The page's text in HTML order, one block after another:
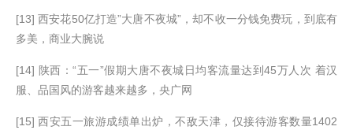
[13] 西安花50亿打造”大唐不夜城”，却不收一分钱免费玩，到底有
多美，商业大腕说
[14] 陕西：“五一”假期大唐不夜城日均客流量达到45万人次 着汉
服、品国风的游客越来越多，央广网
[15] 西安五一旅游成绩单出炉，不敌天津，仅接待游客数量1402